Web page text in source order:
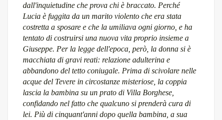
dall'inquietudine che prova chi è braccato. Perché
Lucia è fuggita da un marito violento che era stata
costretta a sposare e che la umiliava ogni giorno, e ha
tentato di costruirsi una nuova vita proprio insieme a
Giuseppe. Per la legge dell'epoca, però, la donna si è
macchiata di gravi reati: relazione adulterina e
abbandono del tetto coniugale. Prima di scivolare nelle
acque del Tevere in circostanze misteriose, la coppia
lascia la bambina su un prato di Villa Borghese,
confidando nel fatto che qualcuno si prenderà cura di
lei. Più di cinquant'anni dopo quella bambina, a sua